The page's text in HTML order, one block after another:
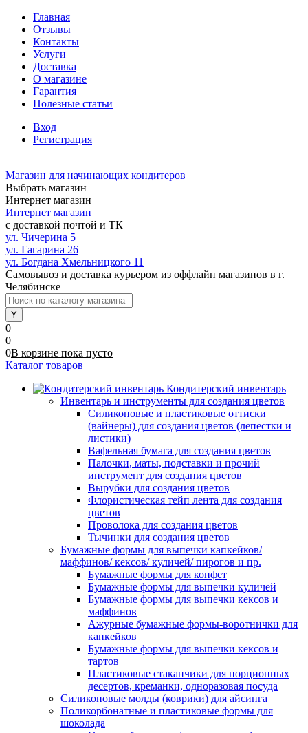
Главная
Отзывы
Контакты
Услуги
Доставка
О магазине
Гарантия
Полезные статьи
Вход
Регистрация
Магазин для начинающих кондитеров
Выбрать магазин
Интернет магазин
Интернет магазин
с доставкой почтой и ТК
ул. Чичерина 5
ул. Гагарина 26
ул. Богдана Хмельницкого 11
Самовывоз и доставка курьером из оффлайн магазинов в г.
Челябинске
0
0
0В корзине пока пусто
Каталог товаров
Кондитерский инвентарь
Инвентарь и инструменты для создания цветов
Силиконовые и пластиковые оттиски
(вайнеры) для создания цветов (лепестки и
листики)
Вафельная бумага для создания цветов
Палочки, маты, подставки и прочий
инструмент для создания цветов
Вырубки для создания цветов
Флористическая тейп лента для создания
цветов
Проволока для создания цветов
Тычинки для создания цветов
Бумажные формы для выпечки капкейков/
маффинов/ кексов/ куличей/ пирогов и пр.
Бумажные формы для конфет
Бумажные формы для выпечки куличей
Бумажные формы для выпечки кексов и
маффинов
Ажурные бумажные формы-воротнички для
капкейков
Бумажные формы для выпечки кексов и
тартов
Пластиковые стаканчики для порционных
десертов, креманки, одноразовая посуда
Силиконовые молды (коврики) для айсинга
Поликорбонатные и пластиковые формы для
шоколада